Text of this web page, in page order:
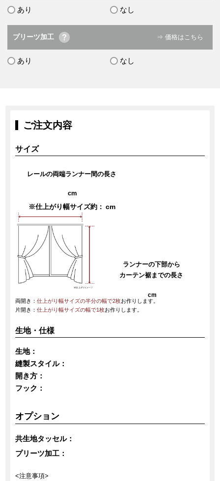
あり なし
プリーツ加工 ⇒ 価格はこちら
あり なし
ご注文内容
サイズ
レールの両端ランナー間の長さ
cm
※仕上がり幅サイズ約： cm
両開き：仕上がり幅サイズの半分の幅で2枚お作りします。
片開き：仕上がり幅サイズの幅で1枚お作りします。
ランナーの下部から
カーテン裾までの長さ
cm
生地・仕様
生地：
縫製スタイル：
開き方：
フック：
オプション
共生地タッセル：
プリーツ加工：
<注意事項>